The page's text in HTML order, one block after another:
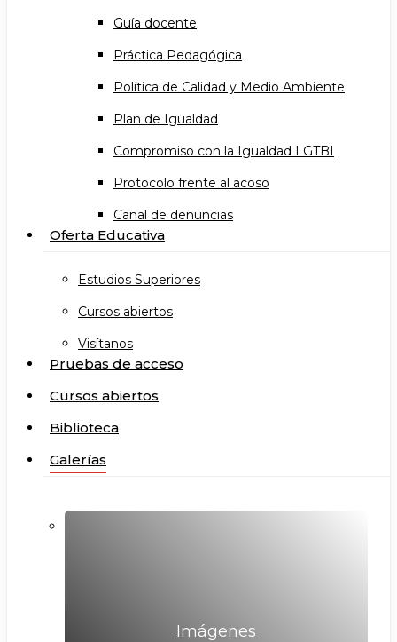
Guía docente
Práctica Pedagógica
Política de Calidad y Medio Ambiente
Plan de Igualdad
Compromiso con la Igualdad LGTBI
Protocolo frente al acoso
Canal de denuncias
Oferta Educativa
Estudios Superiores
Cursos abiertos
Visítanos
Pruebas de acceso
Cursos abiertos
Biblioteca
Galerías
Imágenes